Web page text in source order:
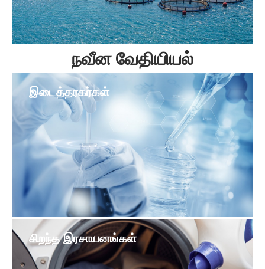
நவீன வேதியியல்
இடைத்தரகர்கள்
சிறந்த இரசாயனங்கள்